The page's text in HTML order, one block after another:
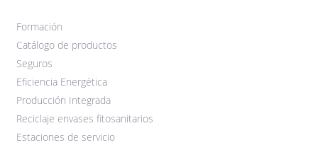
Formación
Catálogo de productos
Seguros
Eficiencia Energética
Producción Integrada
Reciclaje envases fitosanitarios
Estaciones de servicio